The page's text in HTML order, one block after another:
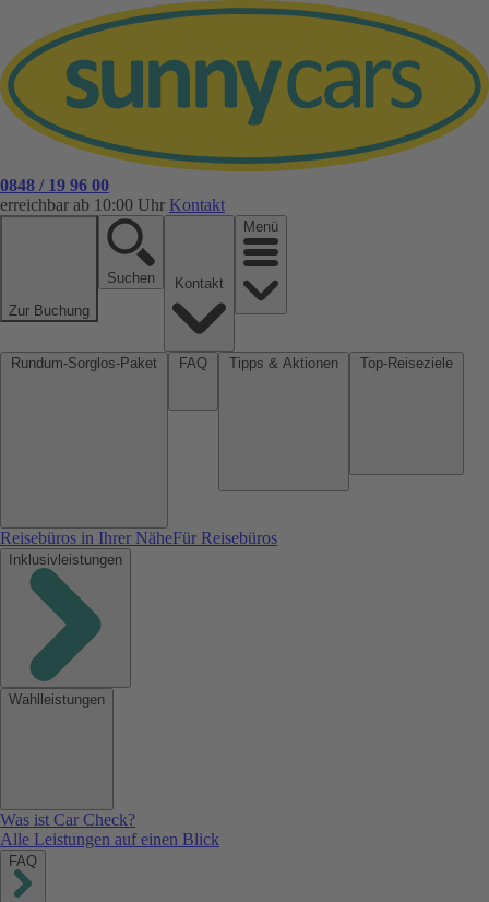
0848 / 19 96 00
erreichbar ab 10:00 Uhr Kontakt
Zur Buchung
Suchen
Menü
Reisebüros in Ihrer NäheFür Reisebüros
Inklusivleistungen
Wahlleistungen
Was ist Car Check?
Alle Leistungen auf einen Blick
FAQ